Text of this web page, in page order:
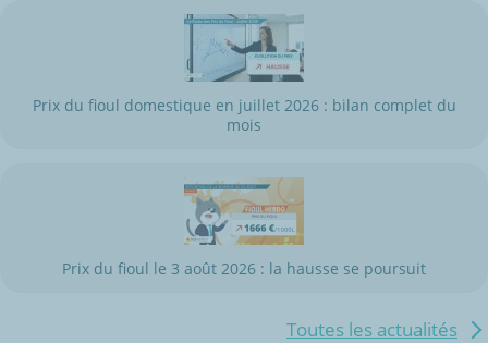
Prix du fioul domestique en juillet 2026 : bilan complet du
mois
Prix du fioul le 3 août 2026 : la hausse se poursuit
Toutes les actualités